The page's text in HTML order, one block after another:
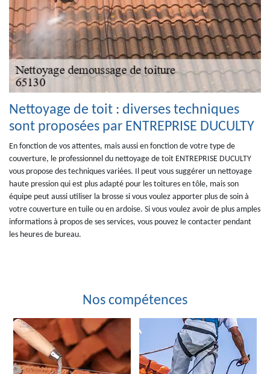
Nettoyage de toit : diverses techniques
sont proposées par ENTREPRISE DUCULTY
En fonction de vos attentes, mais aussi en fonction de votre type de
couverture, le professionnel du nettoyage de toit ENTREPRISE DUCULTY
vous propose des techniques variées. Il peut vous suggérer un nettoyage
haute pression qui est plus adapté pour les toitures en tôle, mais son
équipe peut aussi utiliser la brosse si vous voulez apporter plus de soin à
votre couverture en tuile ou en ardoise. Si vous voulez avoir de plus amples
informations à propos de ses services, vous pouvez le contacter pendant
les heures de bureau.
Nos compétences